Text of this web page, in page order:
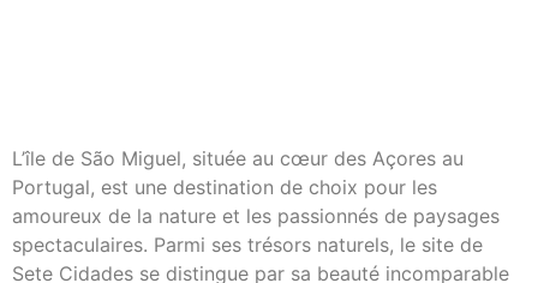
L’île de São Miguel, située au cœur des Açores au
Portugal, est une destination de choix pour les
amoureux de la nature et les passionnés de paysages
spectaculaires. Parmi ses trésors naturels, le site de
Sete Cidades se distingue par sa beauté incomparable